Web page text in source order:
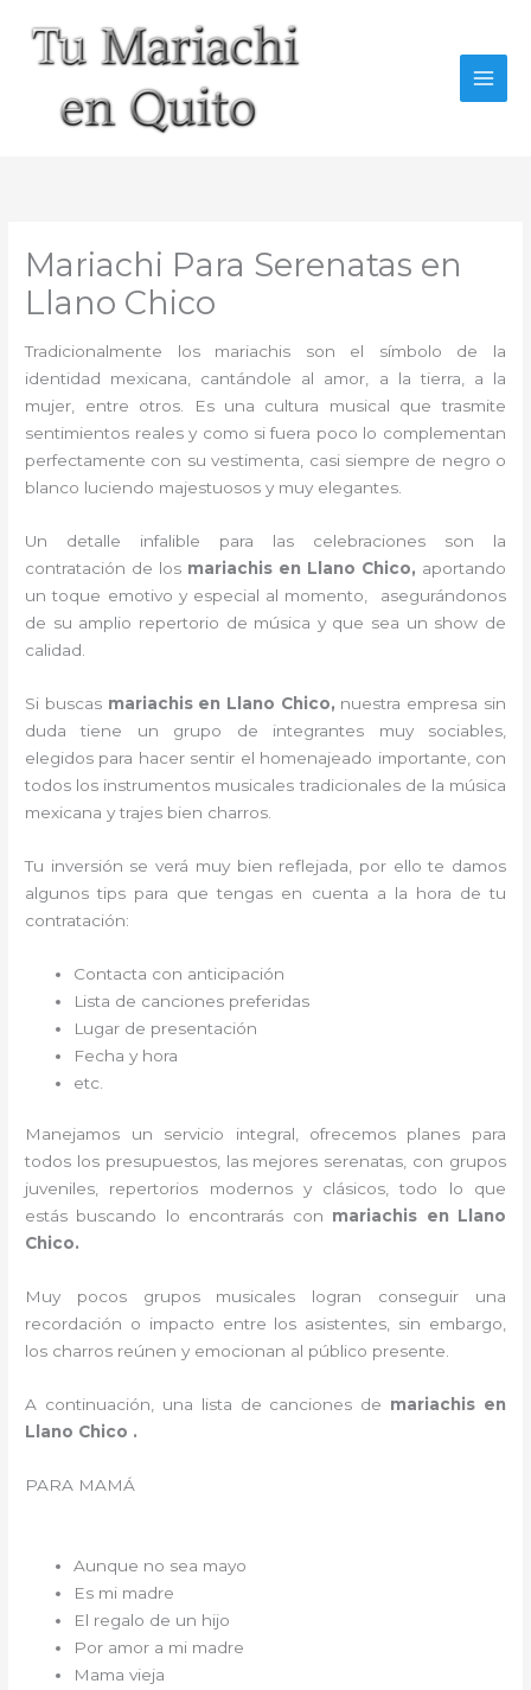
contenido
Mariachi Para Serenatas en
Llano Chico
Tradicionalmente los mariachis son el símbolo de la
identidad mexicana, cantándole al amor, a la tierra, a la
mujer, entre otros. Es una cultura musical que trasmite
sentimientos reales y como si fuera poco lo complementan
perfectamente con su vestimenta, casi siempre de negro o
blanco luciendo majestuosos y muy elegantes.
Un detalle infalible para las celebraciones son la
contratación de los mariachis en Llano Chico, aportando
un toque emotivo y especial al momento, asegurándonos
de su amplio repertorio de música y que sea un show de
calidad.
Si buscas mariachis en Llano Chico, nuestra empresa sin
duda tiene un grupo de integrantes muy sociables,
elegidos para hacer sentir el homenajeado importante, con
todos los instrumentos musicales tradicionales de la música
mexicana y trajes bien charros.
Tu inversión se verá muy bien reflejada, por ello te damos
algunos tips para que tengas en cuenta a la hora de tu
contratación:
Contacta con anticipación
Lista de canciones preferidas
Lugar de presentación
Fecha y hora
etc.
Manejamos un servicio integral, ofrecemos planes para
todos los presupuestos, las mejores serenatas, con grupos
juveniles, repertorios modernos y clásicos, todo lo que
estás buscando lo encontrarás con mariachis en Llano
Chico.
Muy pocos grupos musicales logran conseguir una
recordación o impacto entre los asistentes, sin embargo,
los charros reúnen y emocionan al público presente.
A continuación, una lista de canciones de mariachis en
Llano Chico .
PARA MAMÁ
Aunque no sea mayo
Es mi madre
El regalo de un hijo
Por amor a mi madre
Mama vieja